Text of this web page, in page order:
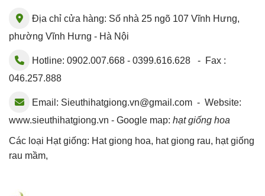
Địa chỉ cửa hàng: Số nhà 25 ngõ 107 Vĩnh Hưng,
phường Vĩnh Hưng - Hà Nội
Hotline: 0902.007.668 - 0399.616.628 - Fax :
046.257.888
Email: Sieuthihatgiong.vn@gmail.com - Website:
www.sieuthihatgiong.vn - Google map: hạt giống hoa
Các loại Hạt giống: Hat giong hoa, hat giong rau, hạt giống
rau mầm,